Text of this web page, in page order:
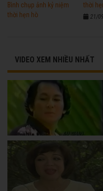
thời
21/
VIDEO XEM NHIỀU NHẤT